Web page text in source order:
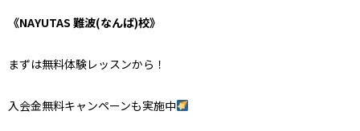
《NAYUTAS 難波(なんば)校》
まずは無料体験レッスンから！
入会金無料キャンペーンも実施中